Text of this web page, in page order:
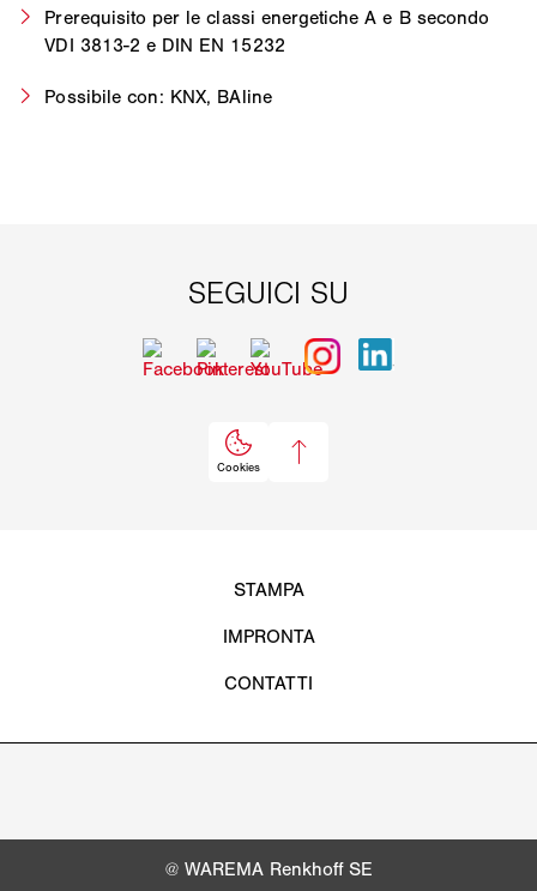
Prerequisito per le classi energetiche A e B secondo
VDI 3813-2 e DIN EN 15232
Possibile con: KNX, BAline